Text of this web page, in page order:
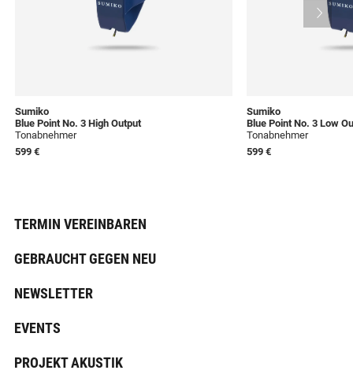
Sumiko
Blue Point No. 3 High Output
Tonabnehmer
599 €
Sumiko
Blue Point No. 3 Low
Tonabnehmer
599 €
TERMIN VEREINBAREN
GEBRAUCHT GEGEN NEU
NEWSLETTER
EVENTS
PROJEKT AKUSTIK